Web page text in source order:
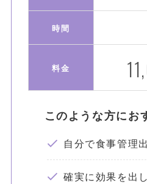
時間
料金
このような方にお
自分で食事管理
確実に効果を出